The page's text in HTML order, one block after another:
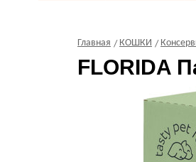
Главная КОШКИ
FLORIDA